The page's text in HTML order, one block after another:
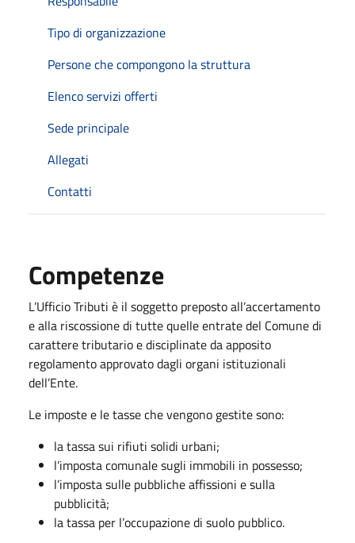
Tipo di organizzazione
Persone che compongono la struttura
Elenco servizi offerti
Sede principale
Allegati
Contatti
Competenze
L’Ufficio Tributi è il soggetto preposto all’accertamento
e alla riscossione di tutte quelle entrate del Comune di
carattere tributario e disciplinate da apposito
regolamento approvato dagli organi istituzionali
dell’Ente.
Le imposte e le tasse che vengono gestite sono:
la tassa sui rifiuti solidi urbani;
l’imposta comunale sugli immobili in possesso;
l’imposta sulle pubbliche affissioni e sulla
pubblicità;
la tassa per l’occupazione di suolo pubblico.